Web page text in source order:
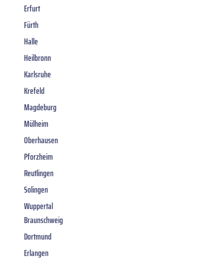
Erfurt
Fürth
Halle
Heilbronn
Karlsruhe
Krefeld
Magdeburg
Mülheim
Oberhausen
Pforzheim
Reutlingen
Solingen
Wuppertal
Braunschweig
Dortmund
Erlangen